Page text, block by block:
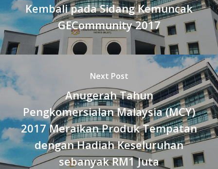
Kembali pada Sidang Kemuncak
GECommunity 2017
Next Post
Anugerah Tahun
Pengkomersialan Malaysia (MCY)
2017 Meraikan Produk Tempatan
dengan Hadiah Keseluruhan
sebanyak RM1 Juta